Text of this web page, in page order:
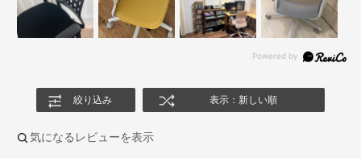
絞り込み 表示：新しい順
気になるレビューを表示